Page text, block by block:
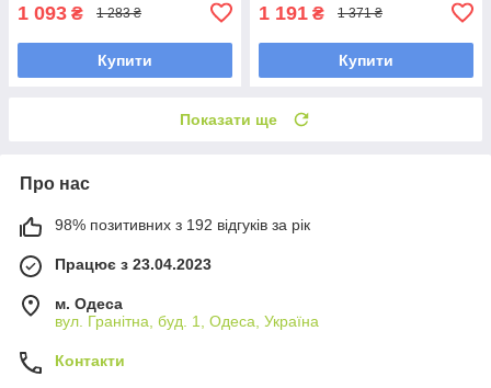
1 093 ₴ 1 283 ₴
Купити
1 191 ₴ 1 371 ₴
Купити
Показати ще
Про нас
98% позитивних з 192 відгуків за рік
Працює з 23.04.2023
м. Одеса
вул. Гранітна, буд. 1, Одеса, Україна
Контакти